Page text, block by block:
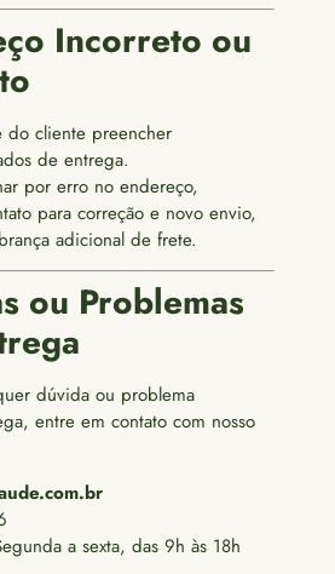
Incorreto ou
do cliente preencher
de entrega.
por erro no endereço,
para correção e novo envio,
adicional de frete.
ou Problemas
dúvida ou problema
entre em contato com nosso
a sexta, das 9h às 18h